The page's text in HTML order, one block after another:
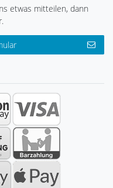
etwas mitteilen, dann